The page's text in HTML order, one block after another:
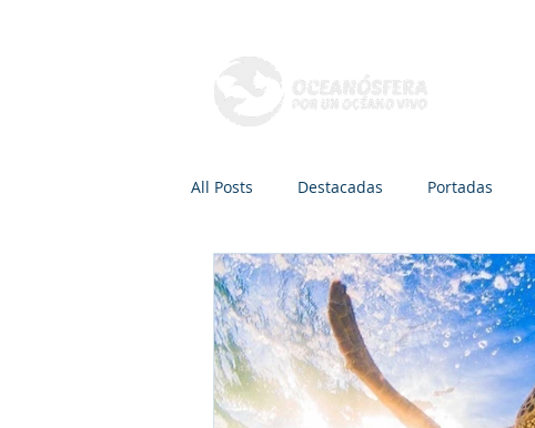
All Posts Destacadas Portadas
Mamíferos marinos Peces
Radio, TV y Podcasts Recreación y